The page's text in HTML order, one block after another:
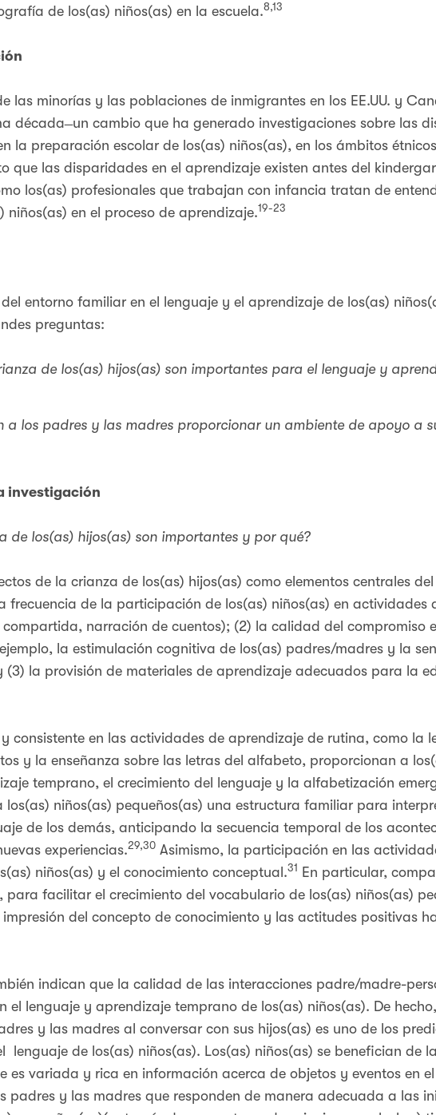
de los(as) niños(as) en la escuela.8,13
las minorías y las poblaciones de inmigrantes en los EE.UU. y
década ̶ un cambio que ha generado investigaciones sobre las
la preparación escolar de los(as) niños(as), en los ámbitos
que las disparidades en el aprendizaje existen antes del
los(as) profesionales que trabajan con infancia tratan de
en el proceso de aprendizaje.19-23
entorno familiar en el lenguaje y el aprendizaje de los(as)
preguntas:
de los(as) hijos(as) son importantes para el lenguaje y
a los padres y las madres proporcionar un ambiente de apoyo a
investigación
de los(as) hijos(as) son importantes y por qué?
de la crianza de los(as) hijos(as) como elementos centrales
frecuencia de la participación de los(as) niños(as) en actividades
narración de cuentos); (2) la calidad del compromiso
la estimulación cognitiva de los(as) padres/madres y la
la provisión de materiales de aprendizaje adecuados para la
consistente en las actividades de aprendizaje de rutina, como la
y la enseñanza sobre las letras del alfabeto, proporcionan a
temprano, el crecimiento del lenguaje y la alfabetización
niños(as) pequeños(as) una estructura familiar para
de los demás, anticipando la secuencia temporal de los
experiencias.29,30 Asimismo, la participación en las
niños(as) y el conocimiento conceptual.31 En particular,
para facilitar el crecimiento del vocabulario de los(as) niños(as)
del concepto de conocimiento y las actitudes positivas
indican que la calidad de las interacciones padre/madre-
el lenguaje y aprendizaje temprano de los(as) niños(as). De
y las madres al conversar con sus hijos(as) es uno de los
lenguaje de los(as) niños(as). Los(as) niños(as) se benefician de
es variada y rica en información acerca de objetos y eventos en
padres y las madres que responden de manera adecuada a las